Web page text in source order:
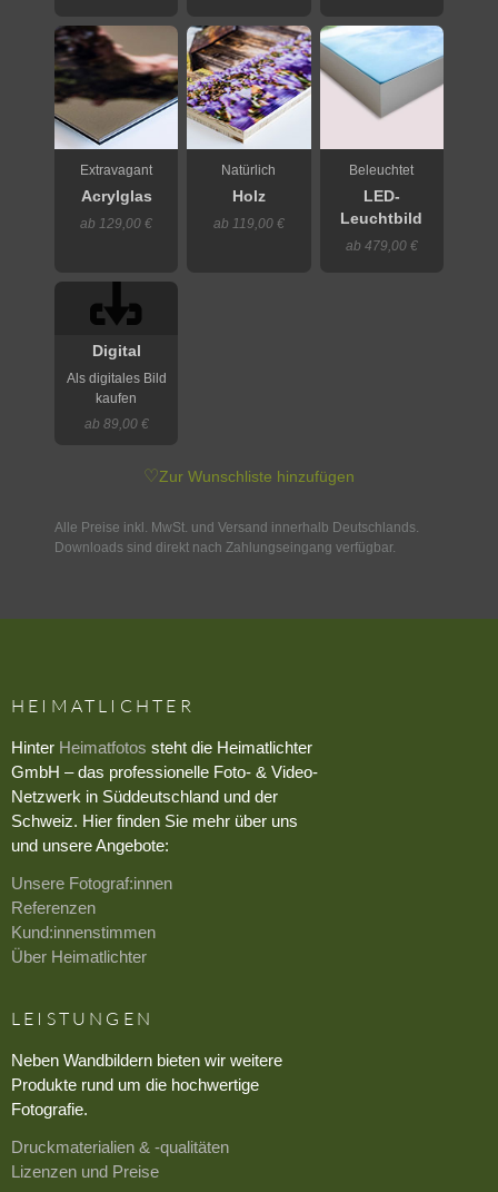
Extravagant
Acrylglas
ab 129,00 €
Natürlich
Holz
ab 119,00 €
Beleuchtet
LED-
Leuchtbild
ab 479,00 €
Digital
Als digitales Bild
kaufen
ab 89,00 €
♡Zur Wunschliste hinzufügen
Alle Preise inkl. MwSt. und Versand innerhalb Deutschlands.
Downloads sind direkt nach Zahlungseingang verfügbar.
HEIMATLICHTER
Hinter Heimatfotos steht die Heimatlichter
GmbH – das professionelle Foto- & Video-
Netzwerk in Süddeutschland und der
Schweiz. Hier finden Sie mehr über uns
und unsere Angebote:
Unsere Fotograf:innen
Referenzen
Kund:innenstimmen
Über Heimatlichter
LEISTUNGEN
Neben Wandbildern bieten wir weitere
Produkte rund um die hochwertige
Fotografie.
Druckmaterialien & -qualitäten
Lizenzen und Preise